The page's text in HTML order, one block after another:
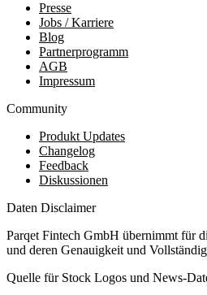
Presse
Jobs / Karriere
Blog
Partnerprogramm
AGB
Impressum
Community
Produkt Updates
Changelog
Feedback
Diskussionen
Daten Disclaimer
Parqet Fintech GmbH übernimmt für
und deren Genauigkeit und
Quelle für Stock Logos und News-